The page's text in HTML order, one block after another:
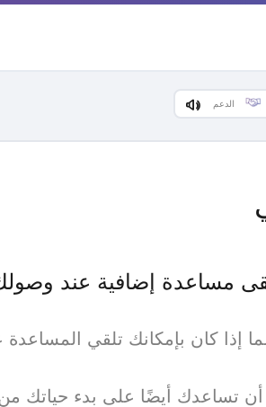
الدعم
مساعدة إضافية عند
تساعدك أيضًا على بدء حياتك